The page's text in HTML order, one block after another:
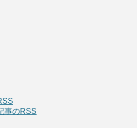
事のRSS